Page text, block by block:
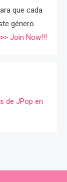
que cada
género.
Join Now!!!